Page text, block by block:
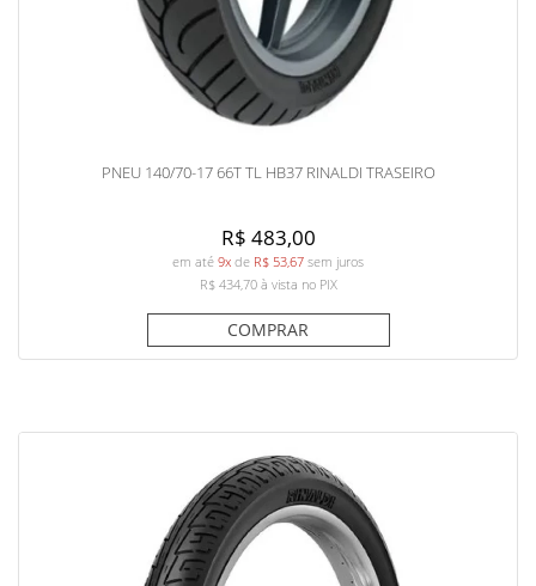
PNEU 140/70-17 66T TL HB37 RINALDI TRASEIRO
R$ 483,00
em até 9x de R$ 53,67 sem juros
R$ 434,70à vista no PIX
COMPRAR